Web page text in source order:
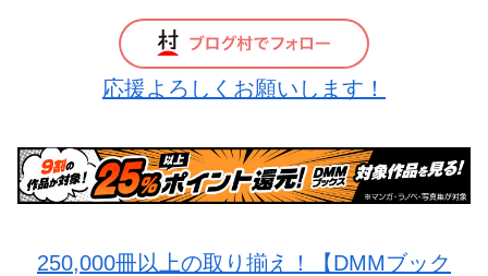
応援よろしくお願いします！
250,000冊以上の取り揃え！【DMMブック